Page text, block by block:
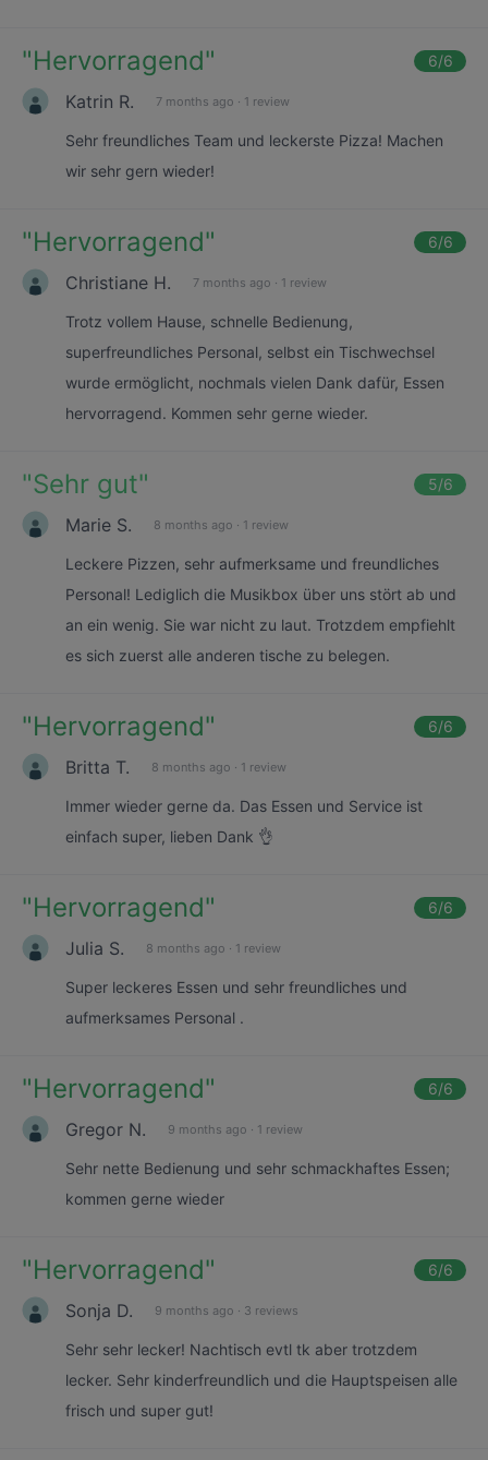
"Hervorragend" 6/6
Katrin R. 7 months ago · 1 review
Sehr freundliches Team und leckerste Pizza! Machen
wir sehr gern wieder!
"Hervorragend" 6/6
Christiane H. 7 months ago · 1 review
Trotz vollem Hause, schnelle Bedienung,
superfreundliches Personal, selbst ein Tischwechsel
wurde ermöglicht, nochmals vielen Dank dafür, Essen
hervorragend. Kommen sehr gerne wieder.
"Sehr gut" 5/6
Marie S. 8 months ago · 1 review
Leckere Pizzen, sehr aufmerksame und freundliches
Personal! Lediglich die Musikbox über uns stört ab und
an ein wenig. Sie war nicht zu laut. Trotzdem empfiehlt
es sich zuerst alle anderen tische zu belegen.
"Hervorragend" 6/6
Britta T. 8 months ago · 1 review
Immer wieder gerne da. Das Essen und Service ist
einfach super, lieben Dank 👌
"Hervorragend" 6/6
Julia S. 8 months ago · 1 review
Super leckeres Essen und sehr freundliches und
aufmerksames Personal .
"Hervorragend" 6/6
Gregor N. 9 months ago · 1 review
Sehr nette Bedienung und sehr schmackhaftes Essen;
kommen gerne wieder
"Hervorragend" 6/6
Sonja D. 9 months ago · 3 reviews
Sehr sehr lecker! Nachtisch evtl tk aber trotzdem
lecker. Sehr kinderfreundlich und die Hauptspeisen alle
frisch und super gut!